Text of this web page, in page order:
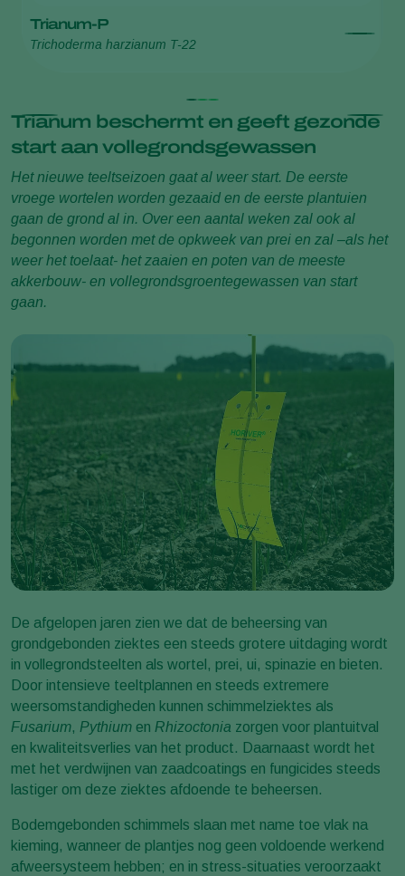
Trianum-P
Trichoderma harzianum T-22
Trianum beschermt en geeft gezonde
start aan vollegrondsgewassen
Het nieuwe teeltseizoen gaat al weer start. De eerste
vroege wortelen worden gezaaid en de eerste plantuien
gaan de grond al in. Over een aantal weken zal ook al
begonnen worden met de opkweek van prei en zal –als het
weer het toelaat- het zaaien en poten van de meeste
akkerbouw- en vollegrondsgroentegewassen van start
gaan.
De afgelopen jaren zien we dat de beheersing van
grondgebonden ziektes een steeds grotere uitdaging wordt
in vollegrondsteelten als wortel, prei, ui, spinazie en bieten.
Door intensieve teeltplannen en steeds extremere
weersomstandigheden kunnen schimmelziektes als
Fusarium, Pythium en Rhizoctonia zorgen voor plantuitval
en kwaliteitsverlies van het product. Daarnaast wordt het
met het verdwijnen van zaadcoatings en fungicides steeds
lastiger om deze ziektes afdoende te beheersen.
Bodemgebonden schimmels slaan met name toe vlak na
kieming, wanneer de plantjes nog geen voldoende werkend
afweersysteem hebben; en in stress-situaties veroorzaakt